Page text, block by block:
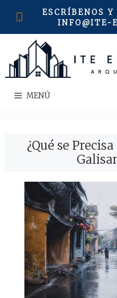
ESCRÍBENOS
INFO@ITE-
MENÚ
¿Qué se